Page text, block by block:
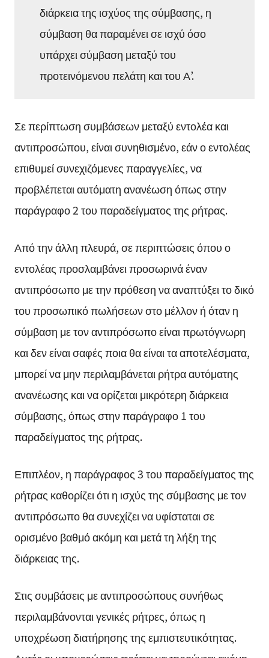
διάρκεια της ισχύος της σύμβασης, η
σύμβαση θα παραμένει σε ισχύ όσο
υπάρχει σύμβαση μεταξύ του
προτεινόμενου πελάτη και του Α’.
Σε περίπτωση συμβάσεων μεταξύ εντολέα και
αντιπροσώπου, είναι συνηθισμένο, εάν ο εντολέας
επιθυμεί συνεχιζόμενες παραγγελίες, να
προβλέπεται αυτόματη ανανέωση όπως στην
παράγραφο 2 του παραδείγματος της ρήτρας.
Από την άλλη πλευρά, σε περιπτώσεις όπου ο
εντολέας προσλαμβάνει προσωρινά έναν
αντιπρόσωπο με την πρόθεση να αναπτύξει το δικό
του προσωπικό πωλήσεων στο μέλλον ή όταν η
σύμβαση με τον αντιπρόσωπο είναι πρωτόγνωρη
και δεν είναι σαφές ποια θα είναι τα αποτελέσματα,
μπορεί να μην περιλαμβάνεται ρήτρα αυτόματης
ανανέωσης και να ορίζεται μικρότερη διάρκεια
σύμβασης, όπως στην παράγραφο 1 του
παραδείγματος της ρήτρας.
Επιπλέον, η παράγραφος 3 του παραδείγματος της
ρήτρας καθορίζει ότι η ισχύς της σύμβασης με τον
αντιπρόσωπο θα συνεχίζει να υφίσταται σε
ορισμένο βαθμό ακόμη και μετά τη λήξη της
διάρκειας της.
Στις συμβάσεις με αντιπροσώπους συνήθως
περιλαμβάνονται γενικές ρήτρες, όπως η
υποχρέωση διατήρησης της εμπιστευτικότητας.